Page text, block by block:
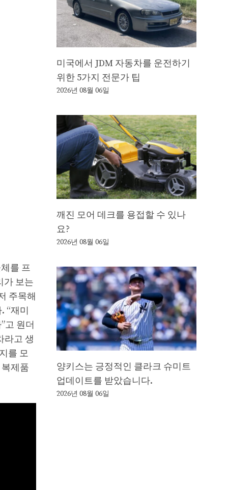
를 프
가 보는
주목해
“재미
고 원더
라고 생
를 모
제품
미국에서 JDM 자동차를 운전하기
위한 5가지 전문가 팁
2026년 08월 06일
깨진 모어 데크를 용접할 수 있나
요?
2026년 08월 06일
양키스는 긍정적인 클라크 슈미트
업데이트를 받았습니다.
2026년 08월 06일